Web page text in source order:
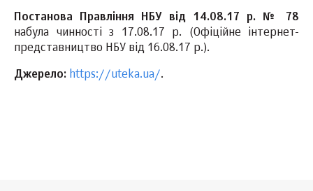
Постанова Правління НБУ від 14.08.17 р. № 78
набула чинності з 17.08.17 р. (Офіційне інтернет-
представництво НБУ від 16.08.17 р.).
Джерело: https://uteka.ua/.